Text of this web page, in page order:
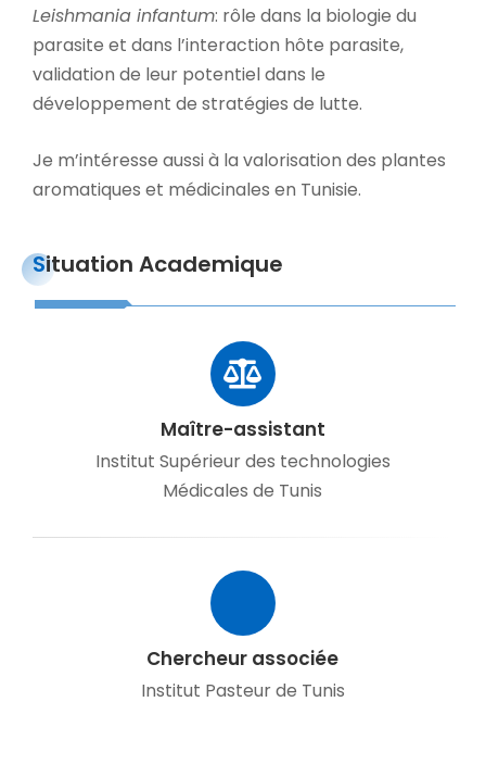
Leishmania infantum: rôle dans la biologie du
parasite et dans l’interaction hôte parasite,
validation de leur potentiel dans le
développement de stratégies de lutte.
Je m’intéresse aussi à la valorisation des plantes
aromatiques et médicinales en Tunisie.
Situation Academique
Maître-assistant
Institut Supérieur des technologies
Médicales de Tunis
Chercheur associée
Institut Pasteur de Tunis